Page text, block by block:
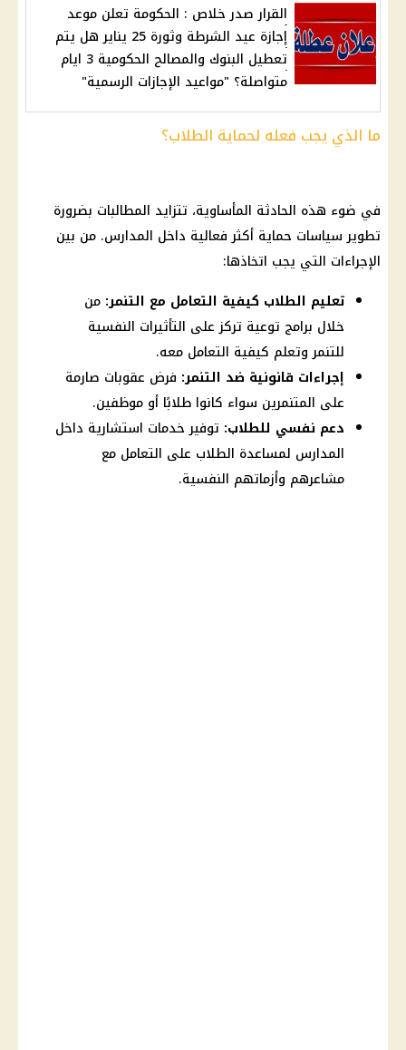
القرار صدر خلاص : الحكومة تعلن موعد
إجازة عيد الشرطة وثورة 25 يناير هل يتم
تعطيل البنوك والمصالح الحكومية 3 ايام
متواصلة؟ "مواعيد الإجازات الرسمية"
ما الذي يجب فعله لحماية الطلاب؟
في ضوء هذه الحادثة المأساوية، تتزايد المطالبات بضرورة
تطوير سياسات حماية أكثر فعالية داخل المدارس. من بين
الإجراءات التي يجب اتخاذها:
تعليم الطلاب كيفية التعامل مع التنمر: من
خلال برامج توعية تركز على التأثيرات النفسية
للتنمر وتعلم كيفية التعامل معه.
إجراءات قانونية ضد التنمر: فرض عقوبات صارمة
على المتنمرين سواء كانوا طلابًا أو موظفين.
دعم نفسي للطلاب: توفير خدمات استشارية داخل
المدارس لمساعدة الطلاب على التعامل مع
مشاعرهم وأزماتهم النفسية.